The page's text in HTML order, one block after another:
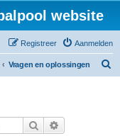
website
Aanmelden
Registreer
Vragen en oplossingen
Zoek